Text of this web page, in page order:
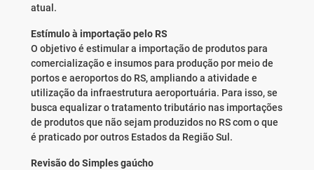
atual.
Estímulo à importação pelo RS
O objetivo é estimular a importação de produtos para
comercialização e insumos para produção por meio de
portos e aeroportos do RS, ampliando a atividade e
utilização da infraestrutura aeroportuária. Para isso, se
busca equalizar o tratamento tributário nas importações
de produtos que não sejam produzidos no RS com o que
é praticado por outros Estados da Região Sul.
Revisão do Simples gaúcho